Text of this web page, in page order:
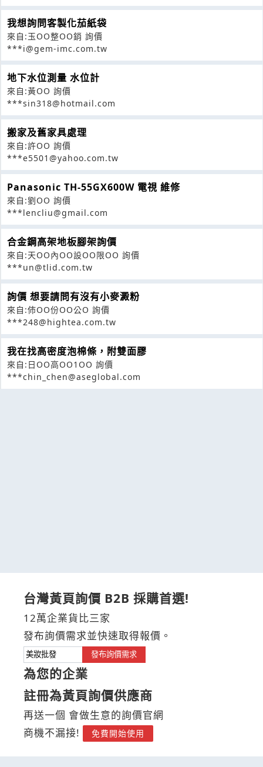
我想詢問客製化茄紙袋
來自:玉OO整OO銷 詢價
***i@gem-imc.com.tw
地下水位測量 水位計
來自:黃OO 詢價
***sin318@hotmail.com
搬家及舊家具處理
來自:許OO 詢價
***e5501@yahoo.com.tw
Panasonic TH-55GX600W 電視 維修
來自:劉OO 詢價
***lencliu@gmail.com
合金鋼高架地板腳架詢價
來自:天OO內OO設OO限OO 詢價
***un@tlid.com.tw
詢價 想要請問有沒有小麥澱粉
來自:伂OO份OO公O 詢價
***248@hightea.com.tw
我在找高密度泡棉條，附雙面膠
來自:日OO高OO1OO 詢價
***chin_chen@aseglobal.com
台灣黃頁詢價 B2B 採購首選!
12萬企業貨比三家
發布詢價需求並快速取得報價。
發布詢價需求
為您的企業
註冊為黃頁詢價供應商
再送一個 會做生意的詢價官網
商機不漏接!
免費開始使用